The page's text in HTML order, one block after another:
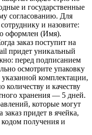
и государственные
согласованию. Для
и назовите:
оформлен (Имя).
заказ поступит на
придет уникальный
перед подписанием
осмотрите упаковку
указанной комплектации,
количеству и качеству
хранения — 5 дней.
которые могут
заказ придет в ячейка,
получения и